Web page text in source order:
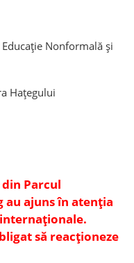
Educație Nonformală și
Hațegului
Parcul
au ajuns în atenția
să reacționeze